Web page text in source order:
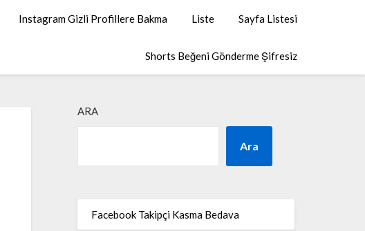
Instagram Gizli Profillere Bakma Liste Sayfa Listesi
Shorts Beğeni Gönderme Şifresiz
ARA
Ara
Facebook Takipçi Kasma Bedava